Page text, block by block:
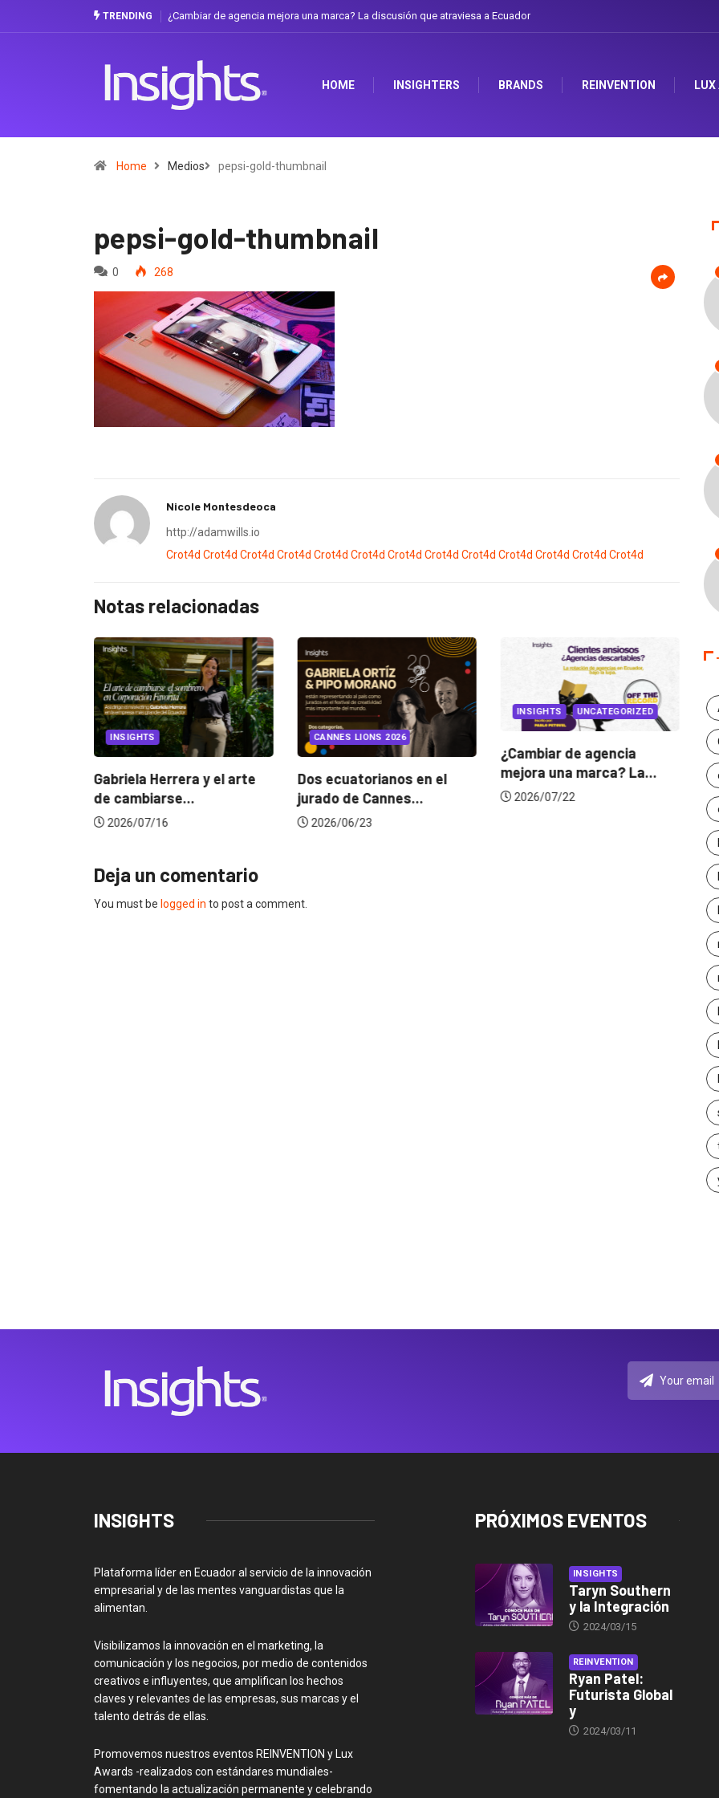
TRENDING ¿Cambiar de agencia mejora una marca? La discusión que atraviesa a Ecuador
HOME INSIGHTERS BRANDS REINVENTION LUX
Home Medios pepsi-gold-thumbnail
pepsi-gold-thumbnail
0 268
Nicole Montesdeoca
http://adamwills.io
Crot4d Crot4d Crot4d Crot4d Crot4d Crot4d Crot4d Crot4d Crot4d Crot4d Crot4d Crot4d Crot4d
Notas relacionadas
INSIGHTS
Gabriela Herrera y el arte
de cambiarse...
2026/07/16
CANNES LIONS 2026
Dos ecuatorianos en el
jurado de Cannes...
2026/06/23
INSIGHTS UNCATEGORIZED
¿Cambiar de agencia
mejora una marca? La...
2026/07/22
Deja un comentario
You must be logged in to post a comment.
INSIGHTS
Plataforma líder en Ecuador al servicio de la innovación
empresarial y de las mentes vanguardistas que la
alimentan.
Visibilizamos la innovación en el marketing, la
comunicación y los negocios, por medio de contenidos
creativos e influyentes, que amplifican los hechos
claves y relevantes de las empresas, sus marcas y el
talento detrás de ellas.
Promovemos nuestros eventos REINVENTION y Lux
Awards -realizados con estándares mundiales-
fomentando la actualización permanente y celebrando
PRÓXIMOS EVENTOS
INSIGHTS
Taryn Southern
y la Integración
2024/03/15
REINVENTION
Ryan Patel:
Futurista Global
y
2024/03/11